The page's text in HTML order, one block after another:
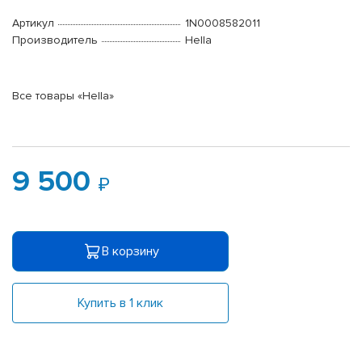
Артикул
1N0008582011
Производитель
Hella
Все товары «Hella»
9 500
В корзину
Купить в 1 клик